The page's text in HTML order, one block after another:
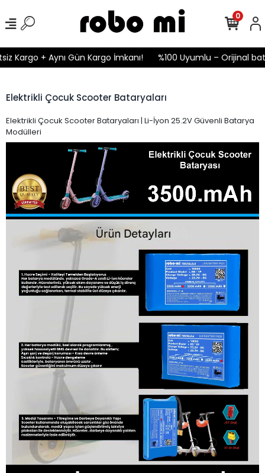
Kargo + Aynı Gün Kargo İmkanı! %100 Uyumlu – Orijinal
0
Elektrikli Çocuk Scooter Bataryaları
Elektrikli Çocuk Scooter Bataryaları | Li-İyon 25.2V Güvenli Batarya
Modülleri